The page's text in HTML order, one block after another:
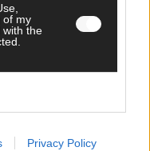
of my
with the
Privacy Policy